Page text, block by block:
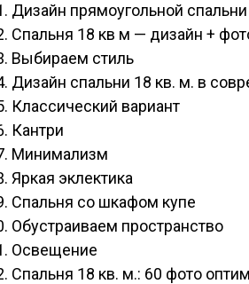
Дизайн прямоугольной
Спальня 18 кв м — дизайн +
Выбираем стиль
Дизайн спальни 18 кв. м. в
Классический вариант
Кантри
Минимализм
Яркая эклектика
Спальня со шкафом купе
Обустраиваем пространство
Освещение
Спальня 18 кв. м.: 60 фото